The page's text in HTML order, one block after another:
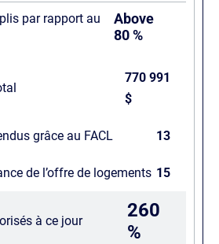
par rapport au
Above
80 %
770 991
$
grâce au FACL 13
de l’offre de logements 15
à ce jour
260
%